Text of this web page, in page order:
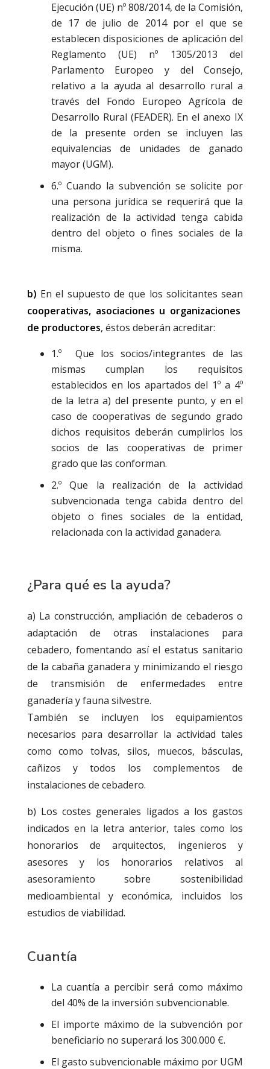
Ejecución (UE) nº 808/2014, de la Comisión,
de 17 de julio de 2014 por el que se
establecen disposiciones de aplicación del
Reglamento (UE) nº 1305/2013 del
Parlamento Europeo y del Consejo,
relativo a la ayuda al desarrollo rural a
través del Fondo Europeo Agrícola de
Desarrollo Rural (FEADER). En el anexo IX
de la presente orden se incluyen las
equivalencias de unidades de ganado
mayor (UGM).
6.º Cuando la subvención se solicite por
una persona jurídica se requerirá que la
realización de la actividad tenga cabida
dentro del objeto o fines sociales de la
misma.
b) En el supuesto de que los solicitantes sean
cooperativas, asociaciones u organizaciones
de productores, éstos deberán acreditar:
1.º Que los socios/integrantes de las
mismas cumplan los requisitos
establecidos en los apartados del 1º a 4º
de la letra a) del presente punto, y en el
caso de cooperativas de segundo grado
dichos requisitos deberán cumplirlos los
socios de las cooperativas de primer
grado que las conforman.
2.º Que la realización de la actividad
subvencionada tenga cabida dentro del
objeto o fines sociales de la entidad,
relacionada con la actividad ganadera.
¿Para qué es la ayuda?
a) La construcción, ampliación de cebaderos o
adaptación de otras instalaciones para
cebadero, fomentando así el estatus sanitario
de la cabaña ganadera y minimizando el riesgo
de transmisión de enfermedades entre
ganadería y fauna silvestre.
También se incluyen los equipamientos
necesarios para desarrollar la actividad tales
como como tolvas, silos, muecos, básculas,
cañizos y todos los complementos de
instalaciones de cebadero.
b) Los costes generales ligados a los gastos
indicados en la letra anterior, tales como los
honorarios de arquitectos, ingenieros y
asesores y los honorarios relativos al
asesoramiento sobre sostenibilidad
medioambiental y económica, incluidos los
estudios de viabilidad.
Cuantía
La cuantía a percibir será como máximo
del 40% de la inversión subvencionable.
El importe máximo de la subvención por
beneficiario no superará los 300.000 €.
El gasto subvencionable máximo por UGM